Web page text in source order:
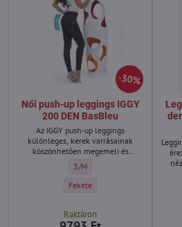
30%
Női push-up leggings IGGY
200 DEN BasBleu
Az IGGY push-up leggings
különleges, kerek varrásainak
köszönhetően megemeli és
nőies vonalakat.
Női push-up leggings IGGY
3/M
Női push-up leggings IGGY 200
Fekete
Raktáron
–